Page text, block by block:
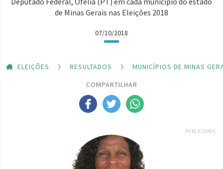
de Minas Gerais nas Eleições 2018
07/10/2018
ELEIÇÕES RESULTADOS
MUNICÍPIOS DE MINAS
COMPARTILHAR
PUBLICIDADE